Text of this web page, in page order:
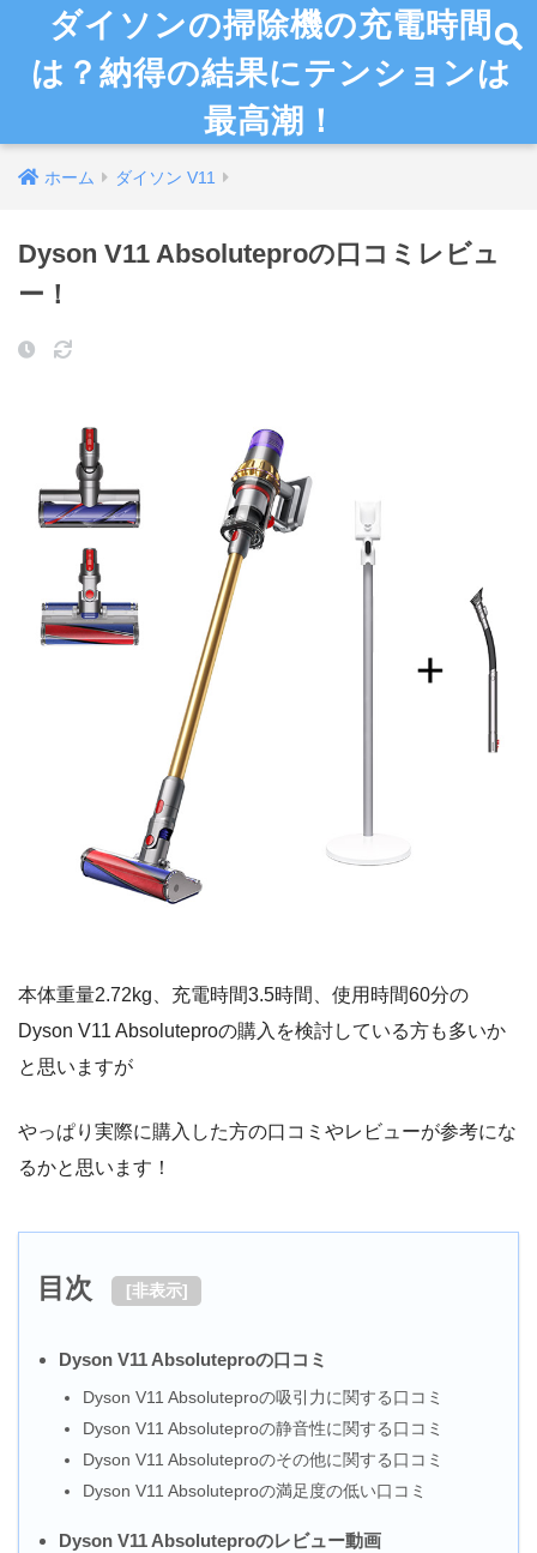
ダイソンの掃除機の充電時間
は？納得の結果にテンションは
最高潮！
ホーム ダイソン V11
Dyson V11 Absoluteproの口コミレビュ
ー！
本体重量2.72kg、充電時間3.5時間、使用時間60分の
Dyson V11 Absoluteproの購入を検討している方も多いか
と思いますが
やっぱり実際に購入した方の口コミやレビューが参考にな
るかと思います！
目次 [非表示]
Dyson V11 Absoluteproの口コミ
Dyson V11 Absoluteproの吸引力に関する口コミ
Dyson V11 Absoluteproの静音性に関する口コミ
Dyson V11 Absoluteproのその他に関する口コミ
Dyson V11 Absoluteproの満足度の低い口コミ
Dyson V11 Absoluteproのレビュー動画